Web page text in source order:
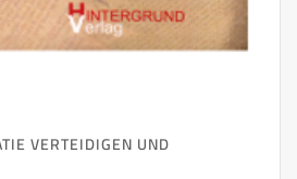
VERTEIDIGEN UND